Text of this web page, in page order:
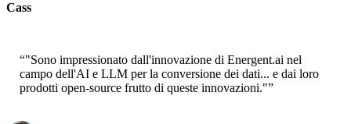
Cass
“"Sono impressionato dall'innovazione di Energent.ai nel
campo dell'AI e LLM per la conversione dei dati... e dai loro
prodotti open-source frutto di queste innovazioni."”